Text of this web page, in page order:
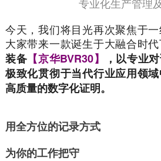
今天，我们将目光再次聚焦于
大家带来一款诞生于大融合时
装备 【京华BVR30】
，以专业
极致化贯彻于当代行业应用领
高质量的数字化证明。
用全方位的记录方式
为你的工作把守